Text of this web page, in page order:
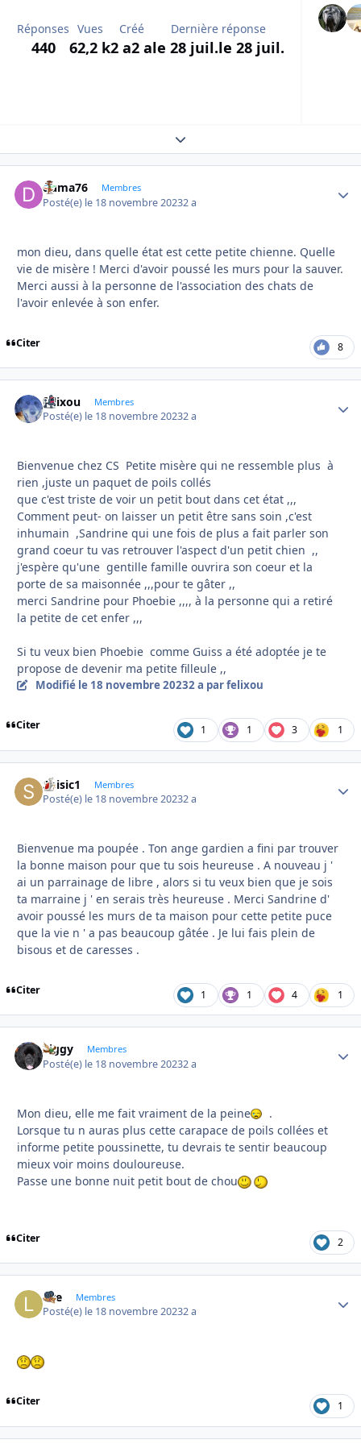
Réponses
440
Vues
62,2 k
Créé
2 a2 a
Dernière réponse
le 28 juil.le 28 juil.
Expand topic overview
duma76 Membres
Posté(e) le 18 novembre 20232 a
mon dieu, dans quelle état est cette petite chienne. Quelle
vie de misère ! Merci d'avoir poussé les murs pour la sauver.
Merci aussi à la personne de l'association des chats de
l'avoir enlevée à son enfer.
Citer 8
felixou Membres
Posté(e) le 18 novembre 20232 a
Bienvenue chez CS Petite misère qui ne ressemble plus à
rien ,juste un paquet de poils collés
que c'est triste de voir un petit bout dans cet état ,,,
Comment peut- on laisser un petit être sans soin ,c'est
inhumain ,Sandrine qui une fois de plus a fait parler son
grand coeur tu vas retrouver l'aspect d'un petit chien ,,
j'espère qu'une gentille famille ouvrira son coeur et la
porte de sa maisonnée ,,,pour te gâter ,,
merci Sandrine pour Phoebie ,,,, à la personne qui a retiré
la petite de cet enfer ,,,
Si tu veux bien Phoebie comme Guiss a été adoptée je te
propose de devenir ma petite filleule ,,
Modifié le 18 novembre 20232 a par felixou
Citer 1 1 3 1
Soisic1 Membres
Posté(e) le 18 novembre 20232 a
Bienvenue ma poupée . Ton ange gardien a fini par trouver
la bonne maison pour que tu sois heureuse . A nouveau j '
ai un parrainage de libre , alors si tu veux bien que je sois
ta marraine j ' en serais très heureuse . Merci Sandrine d'
avoir poussé les murs de ta maison pour cette petite puce
que la vie n ' a pas beaucoup gâtée . Je lui fais plein de
bisous et de caresses .
Citer 1 1 4 1
Ziggy Membres
Posté(e) le 18 novembre 20232 a
Mon dieu, elle me fait vraiment de la peine
.
Lorsque tu n auras plus cette carapace de poils collées et
informe petite poussinette, tu devrais te sentir beaucoup
mieux voir moins douloureuse.
Passe une bonne nuit petit bout de chou
Citer 2
live Membres
Posté(e) le 18 novembre 20232 a
Citer 1